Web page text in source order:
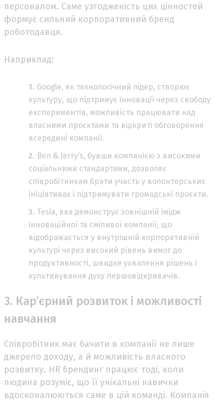
персоналом. Саме узгодженість цих цінностей
формує сильний корпоративний бренд
роботодавця.
Наприклад:
Google, як технологічний лідер, створює
культуру, що підтримує інновації через свободу
експериментів, можливість працювати над
власними проєктами та відкриті обговорення
всередині компанії.
Ben & Jerry’s, бувши компанією з високими
соціальними стандартами, дозволяє
співробітникам брати участь у волонтерських
ініціативах і підтримувати громадські проєкти.
Tesla, яка демонструє зовнішній імідж
інноваційної та сміливої компанії, що
відображається у внутрішній корпоративній
культурі через високий рівень вимог до
продуктивності, швидке ухвалення рішень і
культивування духу першовідкривачів.
3. Кар’єрний розвиток і можливості
навчання
Співробітник має бачити в компанії не лише
джерело доходу, а й можливість власного
розвитку. HR брендинг працює тоді, коли
людина розуміє, що її унікальні навички
вдосконалюються саме в цій команді. Компанія